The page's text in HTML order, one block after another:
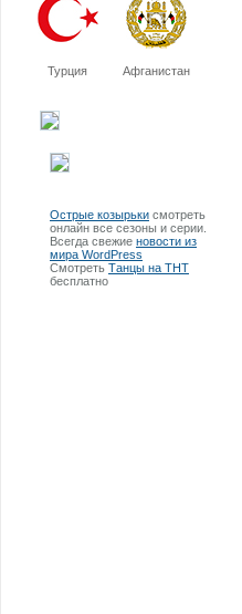
Турция Афганистан
Острые козырьки смотреть
онлайн все сезоны и серии.
Всегда свежие новости из
мира WordPress
Смотреть Танцы на ТНТ
бесплатно